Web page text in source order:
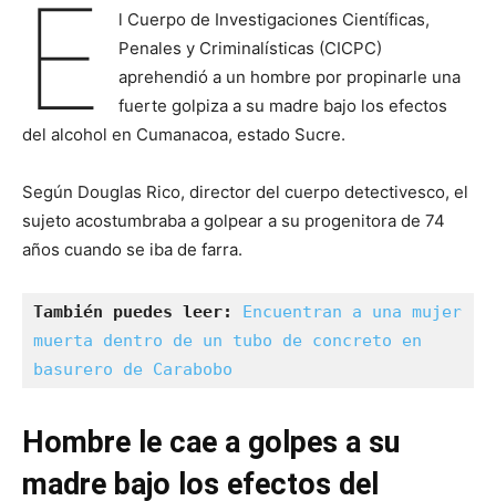
E
l Cuerpo de Investigaciones Científicas,
Penales y Criminalísticas (CICPC)
aprehendió a un hombre por propinarle una
fuerte golpiza a su madre bajo los efectos
del alcohol en Cumanacoa, estado Sucre.
Según Douglas Rico, director del cuerpo detectivesco, el
sujeto acostumbraba a golpear a su progenitora de 74
años cuando se iba de farra.
También puedes leer: Encuentran a una mujer
muerta dentro de un tubo de concreto en
basurero de Carabobo
Hombre le cae a golpes a su
madre bajo los efectos del